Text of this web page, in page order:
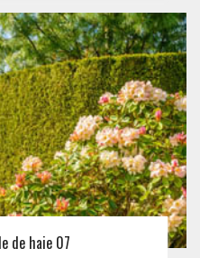
de haie 07